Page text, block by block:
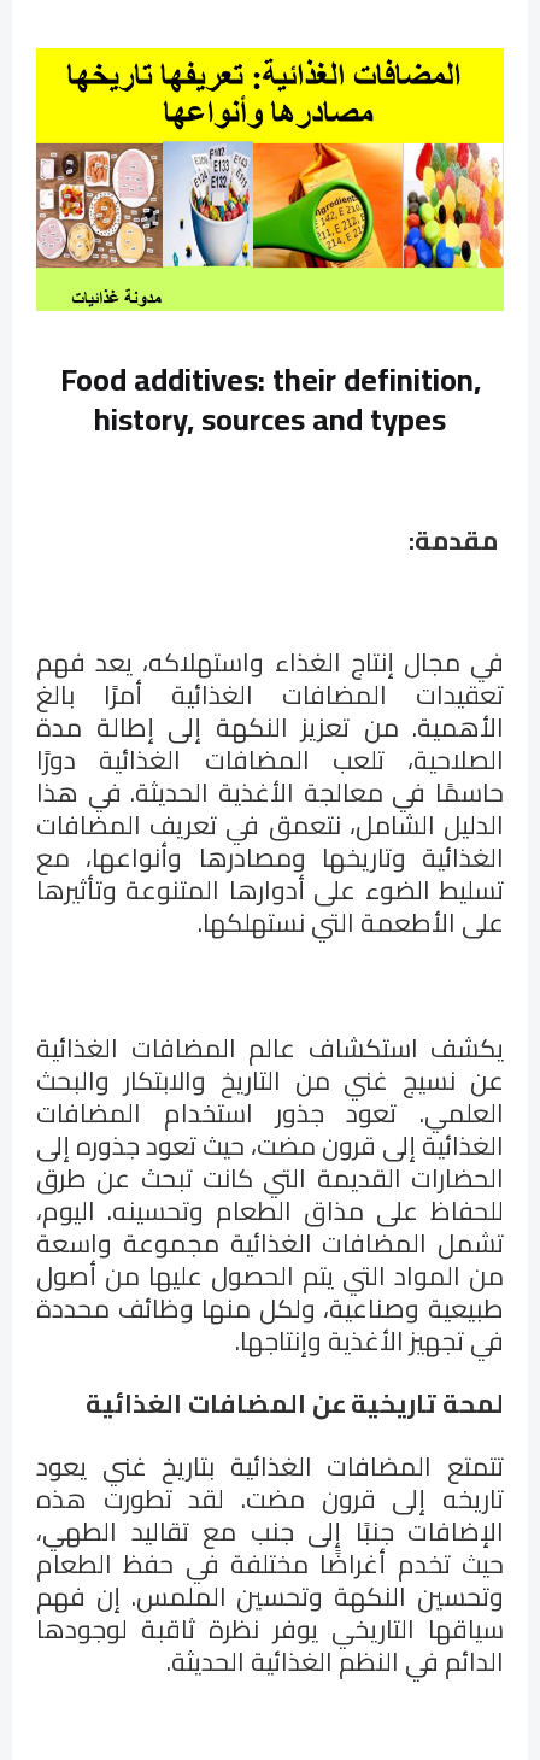
Food additives: their definition,
history, sources and types
مقدمة:
في مجال إنتاج الغذاء واستهلاكه، يعد فهم
تعقيدات المضافات الغذائية أمرًا بالغ
الأهمية. من تعزيز النكهة إلى إطالة مدة
الصلاحية، تلعب المضافات الغذائية دورًا
حاسمًا في معالجة الأغذية الحديثة. في هذا
الدليل الشامل، نتعمق في تعريف المضافات
الغذائية وتاريخها ومصادرها وأنواعها، مع
تسليط الضوء على أدوارها المتنوعة وتأثيرها
على الأطعمة التي نستهلكها.
يكشف استكشاف عالم المضافات الغذائية
عن نسيج غني من التاريخ والابتكار والبحث
العلمي. تعود جذور استخدام المضافات
الغذائية إلى قرون مضت، حيث تعود جذوره إلى
الحضارات القديمة التي كانت تبحث عن طرق
للحفاظ على مذاق الطعام وتحسينه. اليوم،
تشمل المضافات الغذائية مجموعة واسعة
من المواد التي يتم الحصول عليها من أصول
طبيعية وصناعية، ولكل منها وظائف محددة
في تجهيز الأغذية وإنتاجها.
لمحة تاريخيةعن المضافات الغذائية
تتمتع المضافات الغذائية بتاريخ غني يعود
تاريخه إلى قرون مضت. لقد تطورت هذه
الإضافات جنبًا إلى جنب مع تقاليد الطهي،
حيث تخدم أغراضًا مختلفة في حفظ الطعام
وتحسين النكهة وتحسين الملمس. إن فهم
سياقها التاريخي يوفر نظرة ثاقبة لوجودها
الدائم في النظم الغذائية الحديثة.